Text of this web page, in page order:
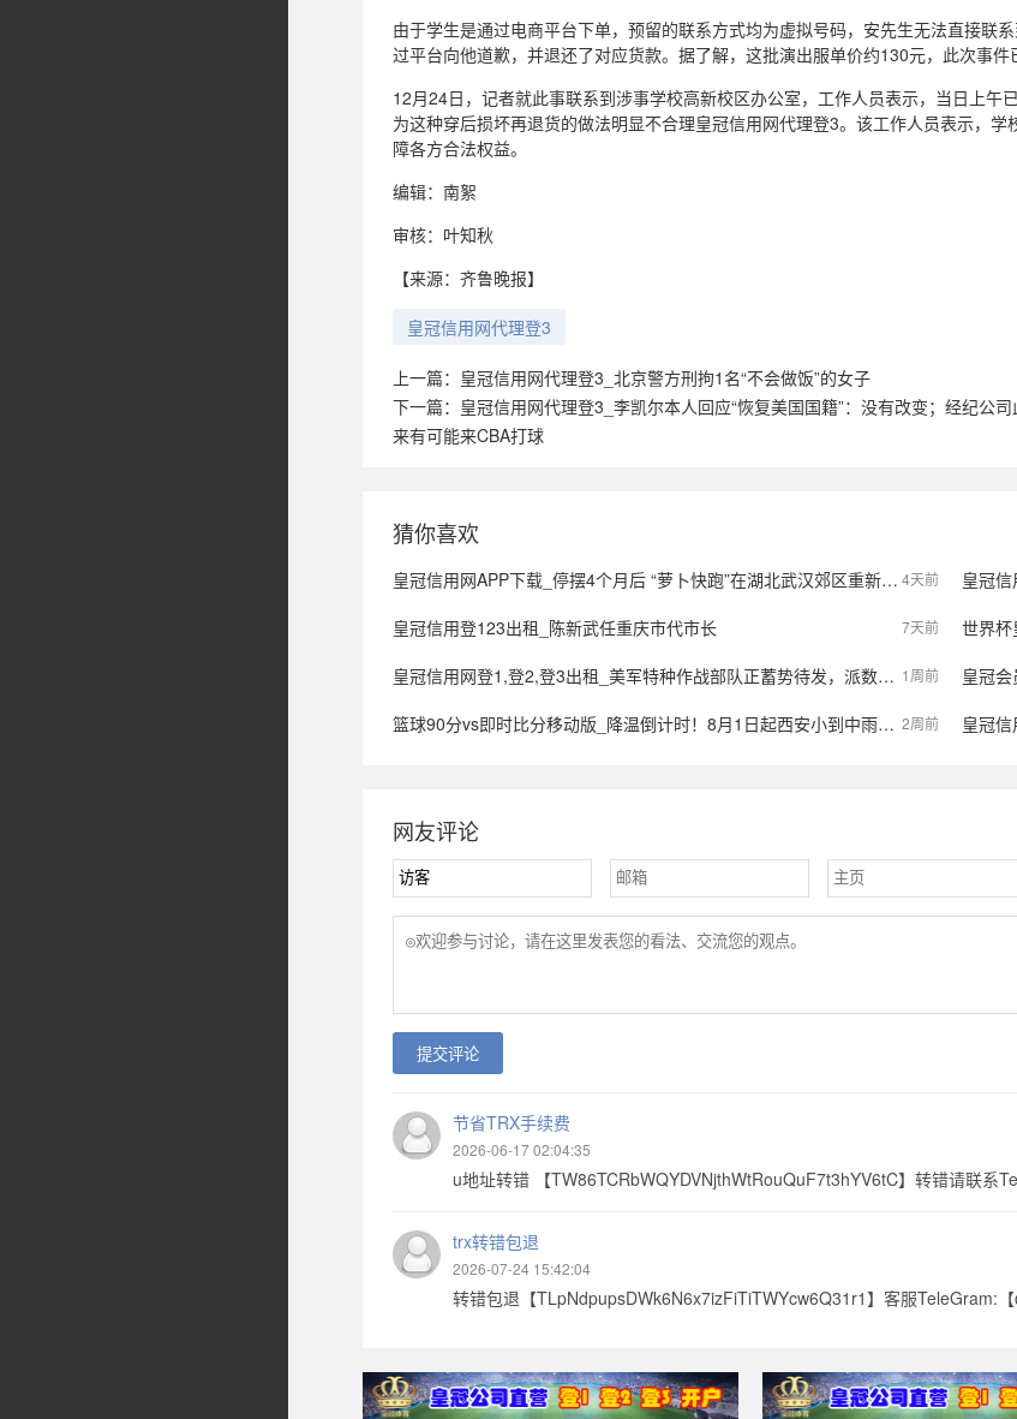
由于学生是通过电商平台下单，预留的联系方式均为虚拟号码，安先生无法直接联
过平台向他道歉，并退还了对应货款。据了解，这批演出服单价约130元，此次事件
12月24日，记者就此事联系到涉事学校高新校区办公室，工作人员表示，当日上
为这种穿后损坏再退货的做法明显不合理皇冠信用网代理登3。该工作人员表示，
障各方合法权益。
编辑：南絮
审核：叶知秋
【来源：齐鲁晚报】
皇冠信用网代理登3
上一篇： 皇冠信用网代理登3_北京警方刑拘1名“不会做饭”的女子
下一篇： 皇冠信用网代理登3_李凯尔本人回应“恢复美国国籍”：没有改变；经纪公
来有可能来CBA打球
猜你喜欢
4天前
皇冠信用网APP下载_停摆4个月后 “萝卜快跑”在湖北武汉郊区重新接单，多名本地用户发帖称重新叫到车 皇冠信用
7天前
皇冠信用登123出租_陈新武任重庆市代市长 世界杯皇
1周前
皇冠信用网登1,登2,登3出租_美军特种作战部队正蓄势待发，派数千美军入境伊朗，强行夺取9吨铀浓缩？ 皇冠会员
2周前
篮球90分vs即时比分移动版_降温倒计时！8月1日起西安小到中雨，陕西局地大到暴雨，气象预报→ 皇冠信用
网友评论
提交评论
节省TRX手续费
2026-06-17 02:04:35
u地址转错 【TW86TCRbWQYDVNjthWtRouQuF7t3hYV6tC】转错请联系
trx转错包退
2026-07-24 15:42:04
转错包退【TLpNdpupsDWk6N6x7izFiTiTWYcw6Q31r1】客服TeleGram:【